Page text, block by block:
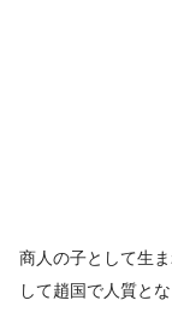
商人の子として生
して趙国で人質と